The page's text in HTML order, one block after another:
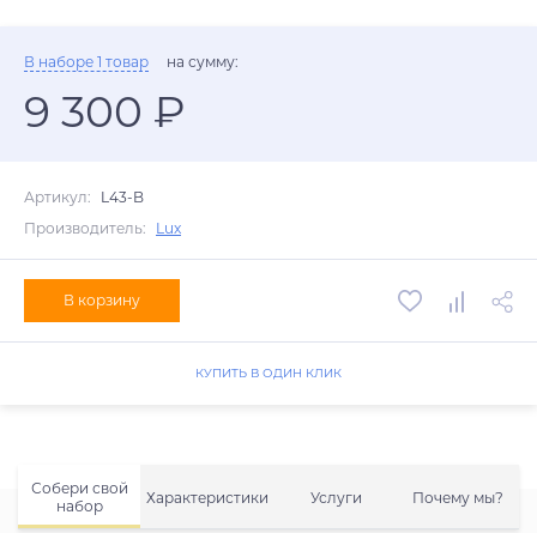
Собери свой
набор
Характеристики Услуги Почему мы?
В наборе 1 товар на сумму:
9 300 ₽
Артикул:
L43-B
Производитель:
Lux
В корзину
КУПИТЬ В ОДИН КЛИК